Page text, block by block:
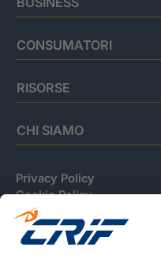
CONSUMATORI
RISORSE
CHI SIAMO
Privacy Policy
Cookie Policy
Informativa Dati Personali
CRIF Business Ethics
Accessibilità